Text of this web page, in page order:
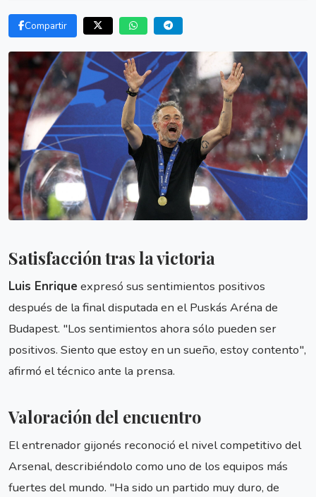
Compartir
Satisfacción tras la victoria
Luis Enrique expresó sus sentimientos positivos
después de la final disputada en el Puskás Aréna de
Budapest. "Los sentimientos ahora sólo pueden ser
positivos. Siento que estoy en un sueño, estoy contento",
afirmó el técnico ante la prensa.
Valoración del encuentro
El entrenador gijonés reconoció el nivel competitivo del
Arsenal, describiéndolo como uno de los equipos más
fuertes del mundo. "Ha sido un partido muy duro, de